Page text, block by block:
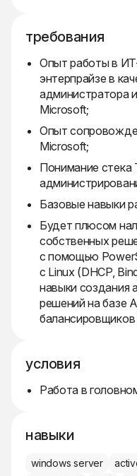
требования
Опыт работы в
энтерпрайзе в
администратора
Microsoft;
Опыт
Microsoft;
Понимание стека
Базовые навыки
Будет плюсом
собственных
с помощью
с Linux (DHCP,
навыки создания
решений на базе
условия
Работа в
навыки
windows server